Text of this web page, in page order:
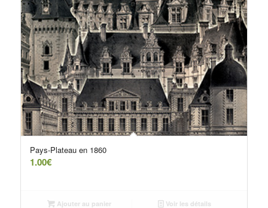
Pays-Plateau en 1860
1.00€
Ajouter au panier Voir les détails